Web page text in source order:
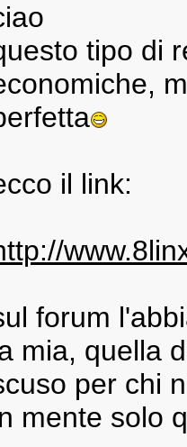
tipo di
il link:
forum
mia, quella
per chi
mente solo